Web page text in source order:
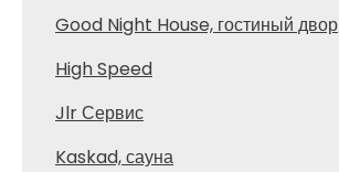
Good Night House, гостиный двор
High Speed
Jlr Сервис
Kaskad, сауна